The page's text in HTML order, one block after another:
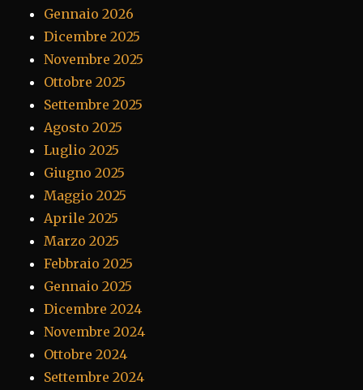
Gennaio 2026
Dicembre 2025
Novembre 2025
Ottobre 2025
Settembre 2025
Agosto 2025
Luglio 2025
Giugno 2025
Maggio 2025
Aprile 2025
Marzo 2025
Febbraio 2025
Gennaio 2025
Dicembre 2024
Novembre 2024
Ottobre 2024
Settembre 2024